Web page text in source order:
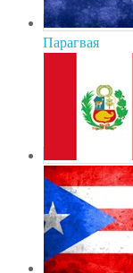
Парагвая